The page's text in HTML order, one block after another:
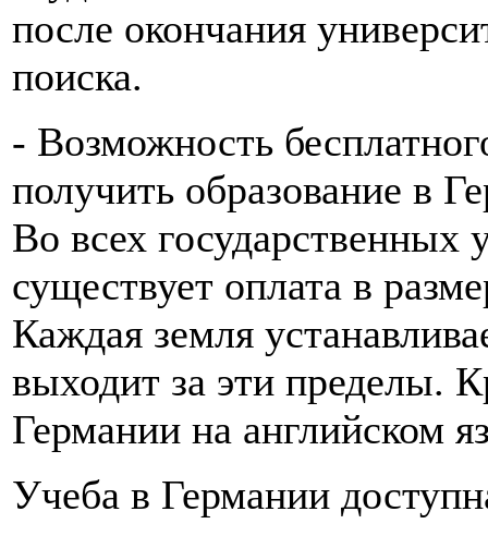
после окончания
поиска.
- Возможность
получить образование в
Во всех государственных
существует оплата в
Каждая земля
выходит за эти пределы.
Германии на английском
Учеба в Германии